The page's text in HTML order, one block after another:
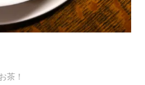
彿とさせる国産紅茶“八王のし
。皆さまにとって 健やかで幸
好評販売中です。
茶！